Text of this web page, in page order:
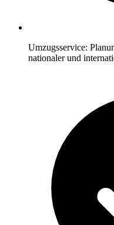
Umzugsservice:
nationaler und